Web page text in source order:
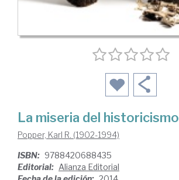
La miseria del historicismo
Popper, Karl R. (1902-1994)
ISBN: 9788420688435
Editorial: Alianza Editorial